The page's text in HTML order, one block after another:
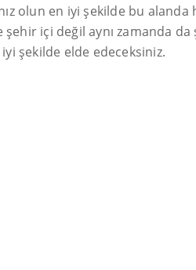
olun en iyi şekilde bu alanda
içi değil aynı zamanda
şekilde elde edeceksiniz.